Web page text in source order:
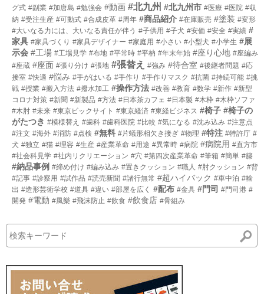
グ式 #副業 #加唐島 #勉強会 #動画 #北九州 #北九州市 #医療 #医院 #収
納 #受注生産 #可動式 #合成皮革 #周年 #商品紹介 #在庫販売 #塗装 #変形
#大いなる力には、大いなる責任が伴う #子供用 #子犬 #安価 #安全 #実績 #
家具 #家具づくり #家具デザイナー #家庭用 #小さい #小型犬 #小学生 #展
示会 #工場 #工場見学 #布地 #平常時 #平枘 #年末年始 #座り心地 #座編み
#座蔵 #座面 #張り分け #張地 #張替え #強み #待合室 #後継者問題 #応
接室 #快適 #悩み #手がはいる #手作り #手作りマスク #抗菌 #持続可能 #挑
戦 #授業 #搬入方法 #撥水加工 #操作方法 #改善 #教育 #数学 #新作 #新型
コロナ対策 #新聞 #新製品 #方法 #日本茶カフェ #日本製 #木枠 #木枠ソファ
#木肘 #未来 #東京ビックサイト #東京経済 #東経ビジネス #椅子 #椅子の
がたつき #模様替え #歯科 #歯科医院 #比較 #気になる #沈み込み #注意点
#注文 #海外 #消防 #点検 #無料 #片蟻形相欠き接ぎ #物理 #特注 #特許庁 #
犬 #独立 #猫 #理容 #生産 #産業革命 #用途 #異常時 #病院 #病院用 #直方市
#社会科見学 #社内リクリエーション #穴 #第四次産業革命 #筆箱 #簡単 #籐
#納品事例 #締め付け #編み込み #置きクッション #職人 #肘クッション #背
#記事 #診察用 #試作品 #読売新聞 #諸行無常 #超ハイバック #車中泊 #輸
出 #造形芸術学校 #道具 #違い #部屋を広く #配布 #金具 #門司 #門司港 #
開発 #電動 #風樂 #飛沫防止 #飲食 #飲食店 #骨組み